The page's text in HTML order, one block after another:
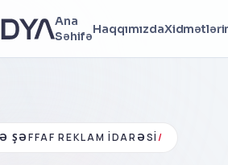
Ana
Səhifə
Haqqımızda
ŞƏFFAF REKLAM İDARƏSI/